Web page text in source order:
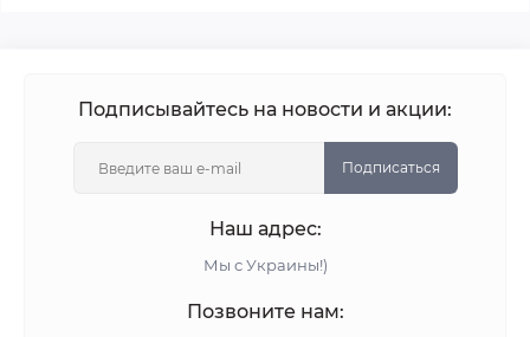
Подписывайтесь на новости и акции:
Подписаться
Наш адрес:
Мы с Украины!)
Позвоните нам: